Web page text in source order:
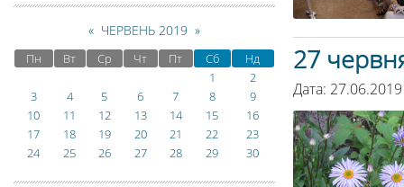
27
Дата:
« ЧЕРВЕНЬ 2019 »
Пн Вт Ср Чт Пт Сб
Нд
1
2
3
4 5 6 7 8
9
10
11 12 13 14 15
16
17
18 19 20 21 22
23
24
25 26 27 28 29 30